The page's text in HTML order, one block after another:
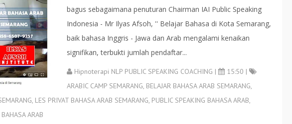
bagus sebagaimana penuturan Chairman IAI Public Speaking
Indonesia - Mr Ilyas Afsoh, '' Belajar Bahasa di Kota Semarang,
baik bahasa Inggris - Jawa dan Arab mengalami kenaikan
signifikan, terbukti jumlah pendaftar...
Hipnoterapi NLP PUBLIC SPEAKING COACHING |
15:50 |
ARABIC CAMP SEMARANG, BELAJAR BAHASA ARAB SEMARANG,
, LES PRIVAT BAHASA ARAB SEMARANG, PUBLIC SPEAKING BAHASA ARAB,
ARAB